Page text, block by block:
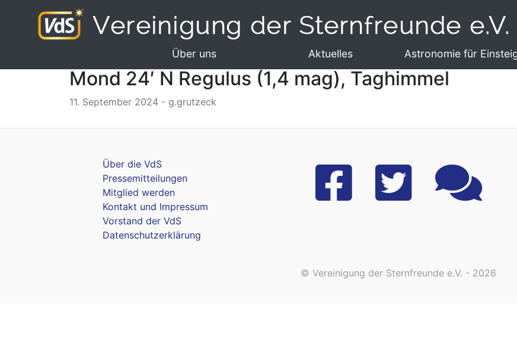
Über uns Aktuelles Astronomie für
Mond 24′ N Regulus (1,4 mag), Taghimmel
11. September 2024 - g.grutzeck
Über die VdS
Pressemitteilungen
Mitglied werden
Kontakt und Impressum
Vorstand der VdS
Datenschutzerklärung
© Vereinigung der Sternfreunde e.V. - 2026